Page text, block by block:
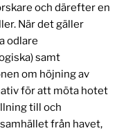
och därefter en
När det gäller
odlare
samt
om höjning av
för att möta hotet
till och
från havet,